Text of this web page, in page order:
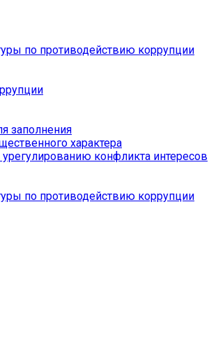
по противодействию коррупции
заполнения
характера
конфликта интересов
по противодействию коррупции